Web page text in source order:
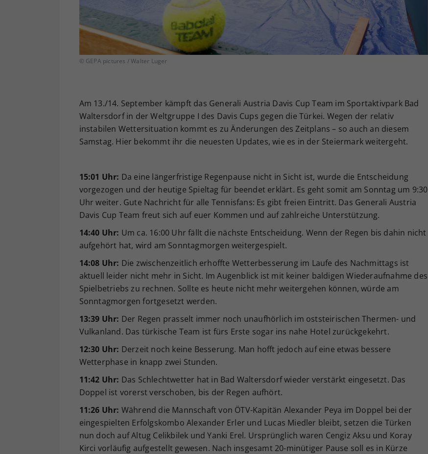
© GEPA pictures / Walter Luger
Am 13./14. September kämpft das Generali Austria Davis Cup Team im Sportaktivpark Bad
Waltersdorf in der Weltgruppe I des Davis Cups gegen die Türkei. Wegen der relativ
instabilen Wettersituation kommt es zu Änderungen des Zeitplans – so auch an diesem
Samstag. Hier bekommt ihr die neuesten Updates, wie es in der Steiermark weitergeht.
15:01 Uhr: Da eine längerfristige Regenpause nicht in Sicht ist, wurde die Entscheidung
vorgezogen und der heutige Spieltag für beendet erklärt. Es geht somit am Sonntag um 9:30
Uhr weiter. Gute Nachricht für alle Tennisfans: Es gibt freien Eintritt. Das Generali Austria
Davis Cup Team freut sich auf euer Kommen und auf zahlreiche Unterstützung.
14:40 Uhr: Um ca. 16:00 Uhr fällt die nächste Entscheidung. Wenn der Regen bis dahin nicht
aufgehört hat, wird am Sonntagmorgen weitergespielt.
14:08 Uhr: Die zwischenzeitlich erhoffte Wetterbesserung im Laufe des Nachmittags ist
aktuell leider nicht mehr in Sicht. Im Augenblick ist mit keiner baldigen Wiederaufnahme des
Spielbetriebs zu rechnen. Sollte es heute nicht mehr weitergehen können, würde am
Sonntagmorgen fortgesetzt werden.
13:39 Uhr: Der Regen prasselt immer noch unaufhörlich im oststeirischen Thermen- und
Vulkanland. Das türkische Team ist fürs Erste sogar ins nahe Hotel zurückgekehrt.
12:30 Uhr: Derzeit noch keine Besserung. Man hofft jedoch auf eine etwas bessere
Wetterphase in knapp zwei Stunden.
11:42 Uhr: Das Schlechtwetter hat in Bad Waltersdorf wieder verstärkt eingesetzt. Das
Doppel ist vorerst verschoben, bis der Regen aufhört.
11:26 Uhr: Während die Mannschaft von ÖTV-Kapitän Alexander Peya im Doppel bei der
eingespielten Erfolgskombo Alexander Erler und Lucas Miedler bleibt, setzen die Türken
nun doch auf Altug Celikbilek und Yanki Erel. Ursprünglich waren Cengiz Aksu und Koray
Kirci vorläufig aufgestellt gewesen. Nach insgesamt 20-minütiger Pause soll es in Kürze
Ihrer vorgenommen Einstellungen, falls der
Webseiten-Betreiber dies eingestellt hat.